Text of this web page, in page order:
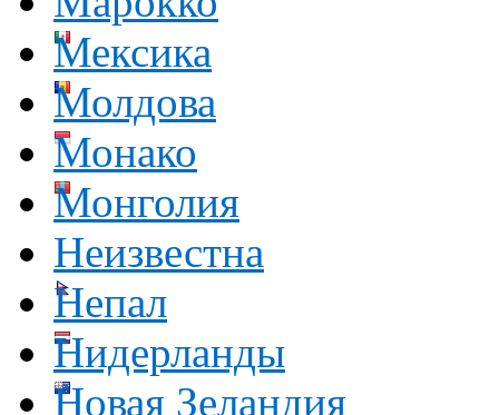
Мексика
Молдова
Монако
Монголия
Неизвестна
Непал
Нидерланды
Новая Зеландия